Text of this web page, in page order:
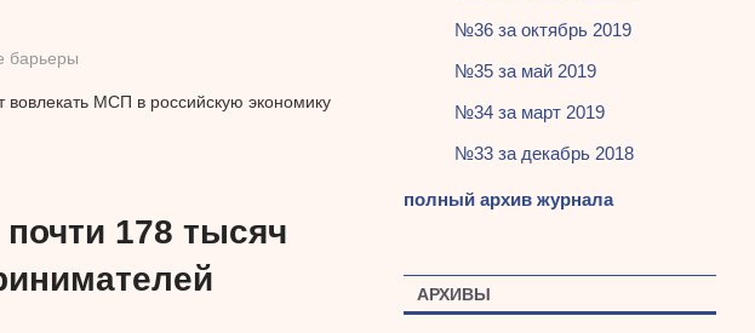
барьеры
вовлекать МСП в российскую экономику
178 тысяч
№36 за октябрь 2019
№35 за май 2019
№34 за март 2019
№33 за декабрь 2018
полный архив журнала
АРХИВЫ